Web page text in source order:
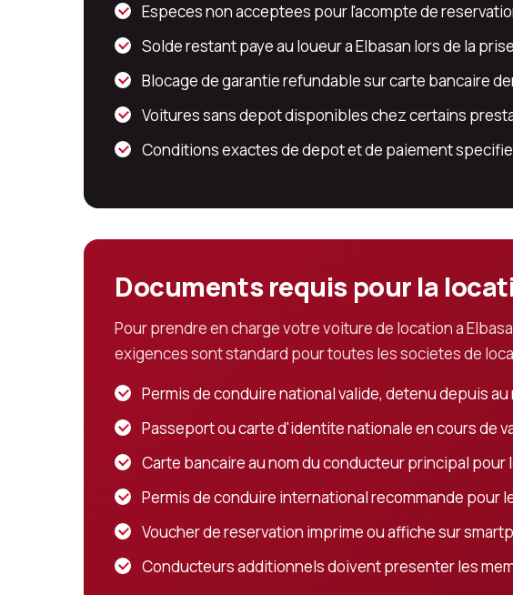
Especes non acceptees pour l'acompte de
Solde restant paye au loueur a Elbasan lors de la
Blocage de garantie refundable sur carte bancaire
Voitures sans depot disponibles chez certains
Conditions exactes de depot et de paiement
Documents requis pour la
Pour prendre en charge votre voiture de location a
exigences sont standard pour toutes les societes de
Permis de conduire national valide, detenu depuis
Passeport ou carte d'identite nationale en cours de
Carte bancaire au nom du conducteur principal
Permis de conduire international recommande pour
Voucher de reservation imprime ou affiche sur
Conducteurs additionnels doivent presenter les